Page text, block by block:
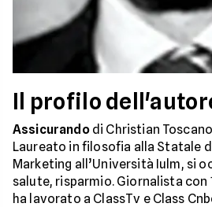
Il profilo
Assicurandodi Christian Toscano
Laureato in filosofia alla Statale
Marketing all’Università Iulm, si
salute, risparmio. Giornalista con
ha lavorato a ClassTv e Class